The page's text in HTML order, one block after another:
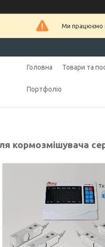
Ми працюємо
Головна Товари та
Портфоліо
кормозмішувача